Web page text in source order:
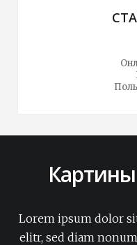
Lorem ipsum dolor
elitr, sed diam